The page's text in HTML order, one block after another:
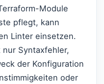
Module
pflegt, kann
Linter einsetzen.
Syntaxfehler,
der Konfiguration
oder